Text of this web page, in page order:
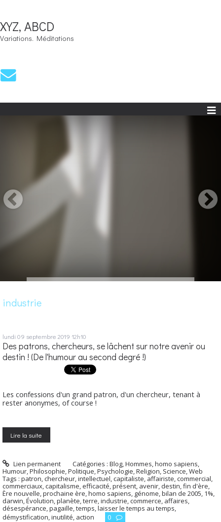
XYZ, ABCD
Variations. Méditations
industrie
lundi 09 septembre 2019 12h10
Des patrons, chercheurs, se lâchent sur notre avenir ou
destin ! (De l'humour au second degré !)
Les confessions d'un grand patron, d'un chercheur, tenant à
rester anonymes, of course !
Lire la suite
Lien permanent Catégories :Blog,Hommes, homo sapiens,
Humour,Philosophie,Politique,Psychologie,Religion, Science,Web
Tags : patron,chercheur,intellectuel,capitaliste, affairiste,commercial,
commerciaux,capitalisme,efficacité,présent, avenir, destin,fin d'ère,
Ère nouvelle,prochaine ère,homo sapiens, génome,bilan de 2005, 1%,
darwin,Évolution,planète,terre,industrie,commerce, affaires,
désespérance,pagaille,temps,laisser le temps au temps,
démystification,inutilité, action 0